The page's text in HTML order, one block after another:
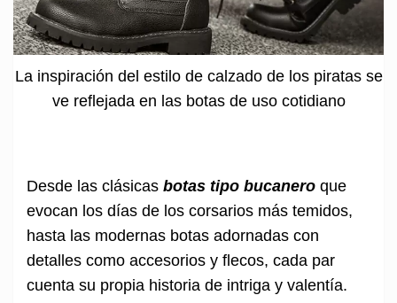
La inspiración del estilo de calzado de los piratas se
ve reflejada en las botas de uso cotidiano
Desde las clásicas botas tipo bucanero que
evocan los días de los corsarios más temidos,
hasta las modernas botas adornadas con
detalles como accesorios y flecos, cada par
cuenta su propia historia de intriga y valentía.